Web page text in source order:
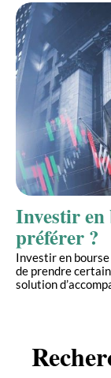
Investir en
préférer ?
Investir en
de prendre
solution